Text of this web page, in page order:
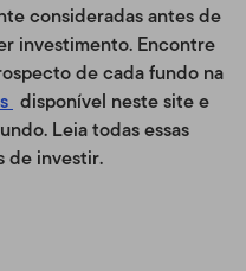
consideradas antes de
investimento. Encontre
de cada fundo na
disponível neste site e
Leia todas essas
de investir.
Unidos e globalmente
do tipo Franklin,
Series Funds e contas
de serviço de
certos